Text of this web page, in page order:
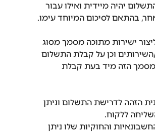
יהיה מיידית ואילו עבור
ישירות מתוכה מסמך מסוג
וכן על קבלת התשלום
הזה מיד בעת קבלת
הזהה לדרישת התשלום וניתן
ללקוח.
והחוקיות שלו ניתן